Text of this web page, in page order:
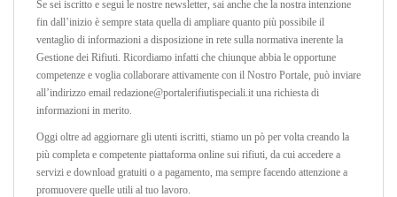
Se sei iscritto e segui le nostre newsletter, sai anche che la nostra intenzione
fin dall’inizio è sempre stata quella di ampliare quanto più possibile il
ventaglio di informazioni a disposizione in rete sulla normativa inerente la
Gestione dei Rifiuti. Ricordiamo infatti che chiunque abbia le opportune
competenze e voglia collaborare attivamente con il Nostro Portale, può inviare
all’indirizzo email redazione@portalerifiutispeciali.it una richiesta di
informazioni in merito.
Oggi oltre ad aggiornare gli utenti iscritti, stiamo un pò per volta creando la
più completa e competente piattaforma online sui rifiuti, da cui accedere a
servizi e download gratuiti o a pagamento, ma sempre facendo attenzione a
promuovere quelle utili al tuo lavoro.